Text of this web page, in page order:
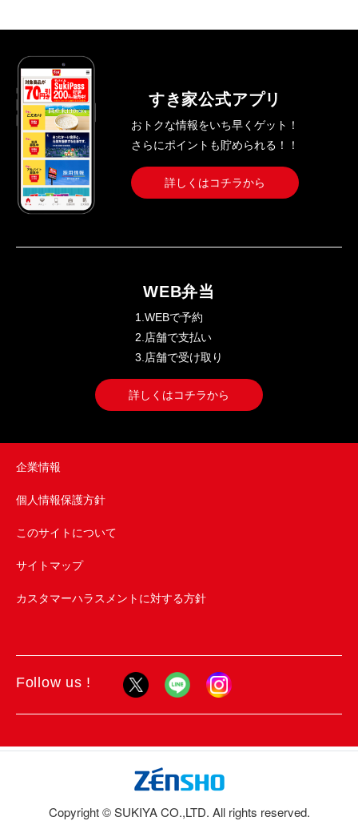
すき家公式アプリ
おトクな情報をいち早くゲット！
さらにポイントも貯められる！！
詳しくはコチラから
WEB弁当
1.WEBで予約
2.店舗で支払い
3.店舗で受け取り
詳しくはコチラから
企業情報
個人情報保護方針
このサイトについて
サイトマップ
カスタマーハラスメントに対する方針
Follow us !
Copyright © SUKIYA CO.,LTD. All rights reserved.